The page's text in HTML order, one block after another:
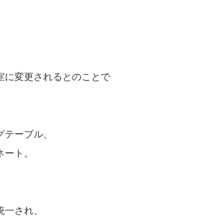
に変更されるとのことで
ーブル、
ト。
され、